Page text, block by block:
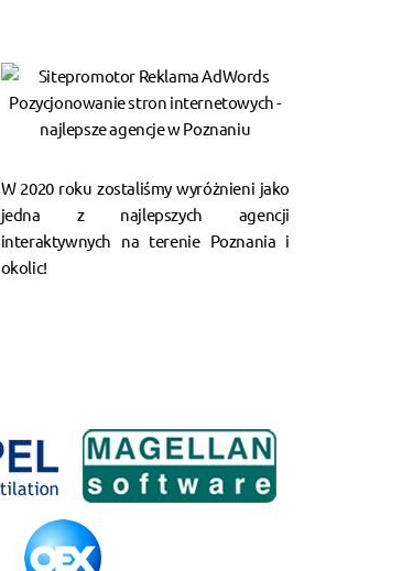
W 2020 roku zostaliśmy wyróżnieni jako
jedna z najlepszych agencji
interaktywnych na terenie Poznania i
okolic!